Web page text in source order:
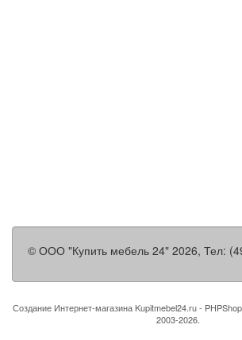
© ООО "Купить мебель 24" 2026, Тел:
Создание Интернет-магазина Kupitmebel24.ru -
2003-2026.